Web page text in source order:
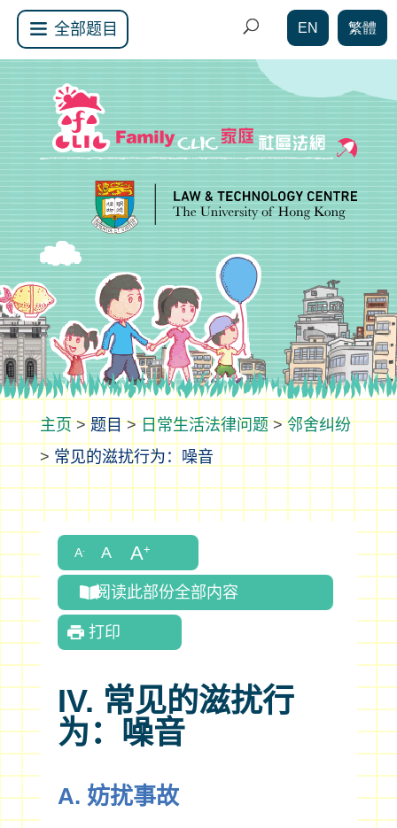
全部题目 EN 繁體
>题目>日常生活法律问题>邻舍纠纷
> 常见的滋扰行为：噪音
阅读此部份全部内容
打印
IV. 常见的滋扰行
为：噪音
A. 妨扰事故